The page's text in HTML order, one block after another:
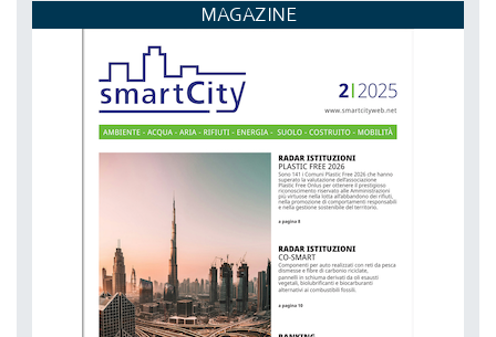
NETZERO MILAN - EXPO SUMMIT
DAL 20-10-2026 AL 22-10-2026,
MAGAZINE